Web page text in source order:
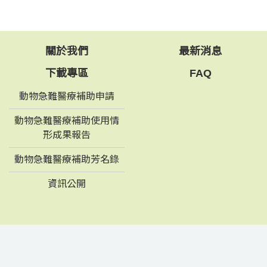
關於我們 最新消息
下載專區
動物急難醫療補助申請
動物急難醫療補助使用情
形成果報告
動物急難醫療補助芳名錄
資訊公開
FAQ